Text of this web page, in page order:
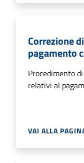
Correzione
pagamento
Procedimento
relativi al
VAI ALLA